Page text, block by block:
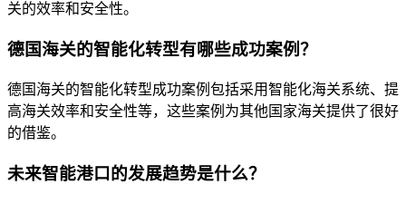
关的效率和安全性。
德国海关的智能化转型有哪些成功案例？
德国海关的智能化转型成功案例包括采用智能化海关系统、提
高海关效率和安全性等，这些案例为其他国家海关提供了很好
的借鉴。
未来智能港口的发展趋势是什么？